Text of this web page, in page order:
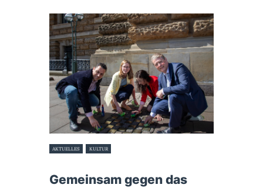
AKTUELLES KULTUR
Gemeinsam gegen das